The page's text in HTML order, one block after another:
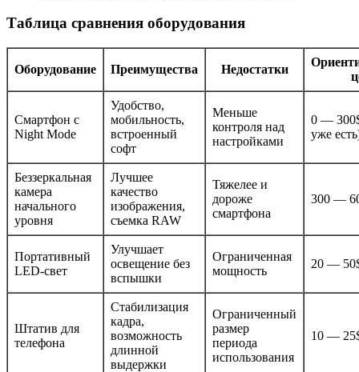
Таблица сравнения оборудования
Оборудование Преимущества Недостатки
Смартфон с
Night Mode
Удобство,
мобильность,
встроенный
софт
Меньше
контроля над
настройками
0 —
уже
Беззеркальная
камера
начального
уровня
Лучшее
качество
изображения,
съемка RAW
Тяжелее и
дороже
смартфона
300 —
Портативный
LED-свет
Улучшает
освещение без
вспышки
Ограниченная
мощность
20 —
Штатив для
телефона
Стабилизация
кадра,
возможность
длинной
выдержки
Ограниченный
размер
периода
использования
10 —